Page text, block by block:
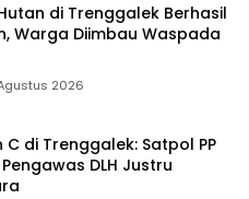
di Trenggalek Berhasil
Warga Diimbau Waspada
2026
C di Trenggalek: Satpol PP
DLH Justru